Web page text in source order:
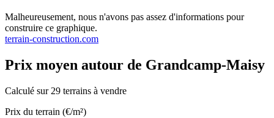
Malheureusement, nous n'avons pas assez d'informations pour
construire ce graphique.
terrain-construction.com
Prix moyen autour de Grandcamp-Maisy
Calculé sur 29 terrains à vendre
Prix du terrain (€/m²)